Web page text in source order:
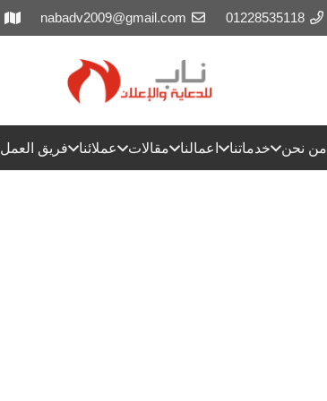
01228535118
nabadv2009@gmail.com
من نحن خدماتنا اعمالنا مقالات عملائنا فريق العمل